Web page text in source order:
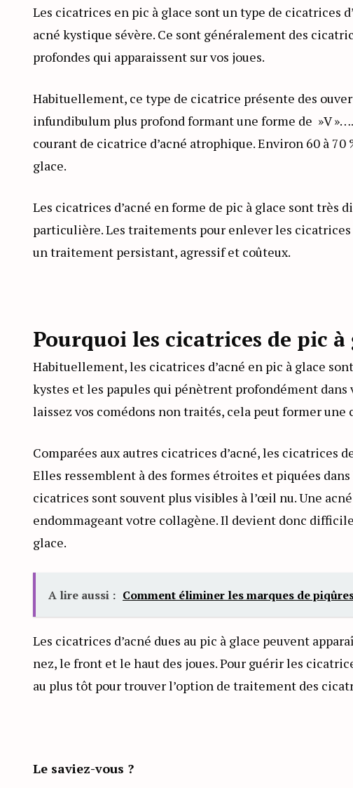
Les cicatrices en pic à glace sont un type de cicatrices
acné kystique sévère. Ce sont généralement des
profondes qui apparaissent sur vos joues.
Habituellement, ce type de cicatrice présente des
infundibulum plus profond formant une forme de »V
courant de cicatrice d’acné atrophique. Environ 60 à
glace.
Les cicatrices d’acné en forme de pic à glace sont très
particulière. Les traitements pour enlever les
un traitement persistant, agressif et coûteux.
Pourquoi les cicatrices de pic
Habituellement, les cicatrices d’acné en pic à glace
kystes et les papules qui pénètrent profondément dans
laissez vos comédons non traités, cela peut former une
Comparées aux autres cicatrices d’acné, les cicatrices
Elles ressemblent à des formes étroites et piquées
cicatrices sont souvent plus visibles à l’œil nu. Une
endommageant votre collagène. Il devient donc
glace.
A lire aussi : Comment éliminer les marques de
Les cicatrices d’acné dues au pic à glace peuvent
nez, le front et le haut des joues. Pour guérir les
au plus tôt pour trouver l’option de traitement des
Le saviez-vous ?